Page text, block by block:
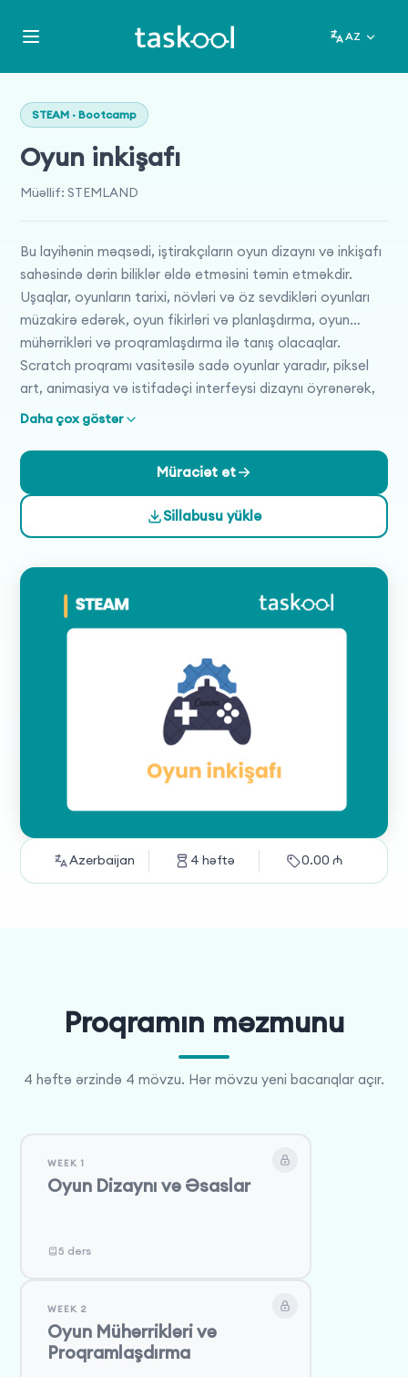
AZ
STEAM · Bootcamp
Oyun inkişafı
Müəllif: STEMLAND
Bu layihənin məqsədi, iştirakçıların oyun dizaynı və inkişafı
sahəsində dərin biliklər əldə etməsini təmin etməkdir.
Uşaqlar, oyunların tarixi, növləri və öz sevdikləri oyunları
müzakirə edərək, oyun fikirləri və planlaşdırma, oyun
mühərrikləri və proqramlaşdırma ilə tanış olacaqlar.
Scratch proqramı vasitəsilə sadə oyunlar yaradır, piksel
art, animasiya və istifadəçi interfeysi dizaynı öyrənərək,
oyunlarının vizual və akustik tərəflərini inkişaf
oyunları yekunlaşdıracaq, təqdim edəcək və bu prosesdə
yaradıcılıq, əməkdaşlıq və problem həll etmə bacarıqlarını
inkişaf etdirərək, oyun inkişafının müxtəlif mərhələlərində
praktiki təcrübə qazanacaqlar.
Daha çox göstər
Müraciət et
Sillabusu yüklə
Azerbaijan 4 həftə 0.00 ₼
Proqramın məzmunu
4 həftə ərzində 4 mövzu. Hər mövzu yeni bacarıqlar açır.
WEEK 1
Oyun Dizaynı və Əsaslar
5 dərs
WEEK 2
Oyun Mühərrikləri və
Proqramlaşdırma